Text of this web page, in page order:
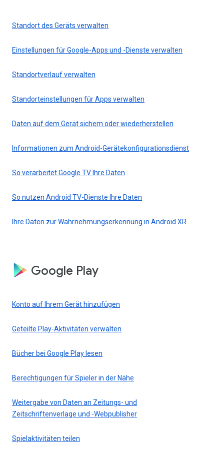
Standort des Geräts verwalten
Einstellungen für Google-Apps und -Dienste verwalten
Standortverlauf verwalten
Standorteinstellungen für Apps verwalten
Daten auf dem Gerät sichern oder wiederherstellen
Informationen zum Android-Gerätekonfigurationsdienst
So verarbeitet Google TV Ihre Daten
So nutzen Android TV-Dienste Ihre Daten
Ihre Daten zur Wahrnehmungserkennung in Android XR
Google Play
Konto auf Ihrem Gerät hinzufügen
Geteilte Play-Aktivitäten verwalten
Bücher bei Google Play lesen
Berechtigungen für Spieler in der Nähe
Weitergabe von Daten an Zeitungs- und
Zeitschriftenverlage und -Webpublisher
Spielaktivitäten teilen